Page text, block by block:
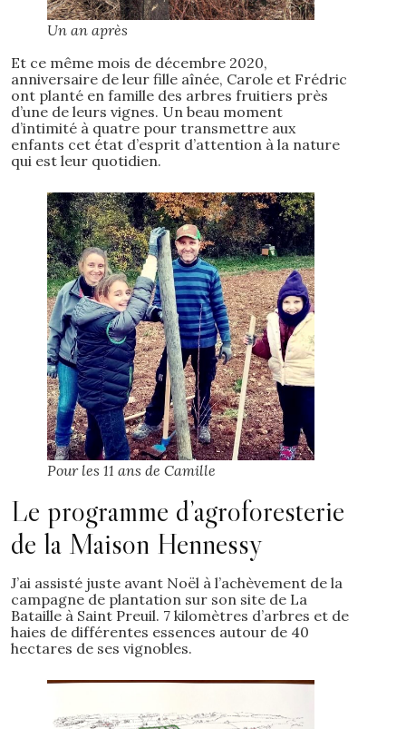
Un an après
Et ce même mois de décembre 2020,
anniversaire de leur fille aînée, Carole et Frédric
ont planté en famille des arbres fruitiers près
d’une de leurs vignes. Un beau moment
d’intimité à quatre pour transmettre aux
enfants cet état d’esprit d’attention à la nature
qui est leur quotidien.
Pour les 11 ans de Camille
Le programme d’agroforesterie
de la Maison Hennessy
J’ai assisté juste avant Noël à l’achèvement de la
campagne de plantation sur son site de La
Bataille à Saint Preuil. 7 kilomètres d’arbres et de
haies de différentes essences autour de 40
hectares de ses vignobles.